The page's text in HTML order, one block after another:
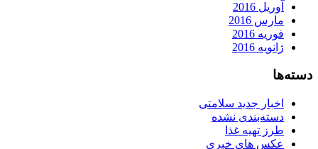
آوریل 2016
مارس 2016
فوریه 2016
ژانویه 2016
دسته‌ها
اخبار جدید سلامتی
دسته‌بندی نشده
طرز تهیه غذا
عکس های خبری